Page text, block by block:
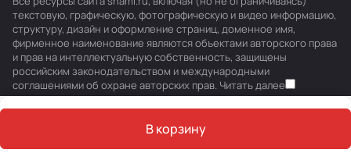
В корзину
текстовую, графическую, фотографическую и видео информацию,
структуру, дизайн и оформление страниц, доменное имя,
фирменное наименование являются объектами авторского права
и прав на интеллектуальную собственность, защищены
российским законодательством и международными
соглашениями об охране авторских прав. Читать далее